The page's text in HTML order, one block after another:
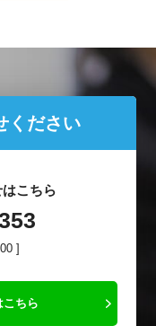
ください
こちら
]
こちら